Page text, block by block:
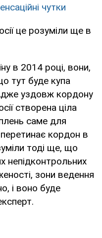
чутки
це розуміли ще в
в 2014 році, вони,
тут буде купа
уздовж кордону
створена ціла
саме для
перетинає кордон в
тоді ще, що
непідконтрольних
зони ведення
і воно буде